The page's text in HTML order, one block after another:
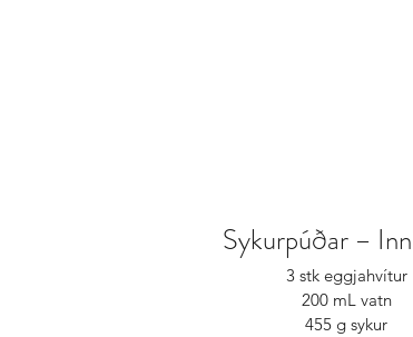
Sykurpúðar –
3 stk eggjahvítur
200 mL vatn
455 g sykur